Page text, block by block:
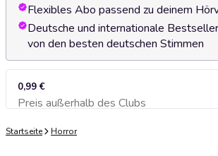
Flexibles Abo passend zu deinem
Deutsche und internationale
von den besten deutschen Stimmen
0,99 €
Preis außerhalb des ClubsZum Warenkorb hinzufügen
Startseite Horror